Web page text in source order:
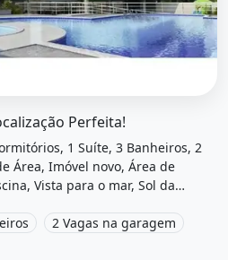
Perfeita!
1 Suíte, 3 Banheiros, 2
Área, Imóvel novo, Área de
Vista para o mar, Sol da
Al à venda por R$700.000 e
2 Vagas na garagem